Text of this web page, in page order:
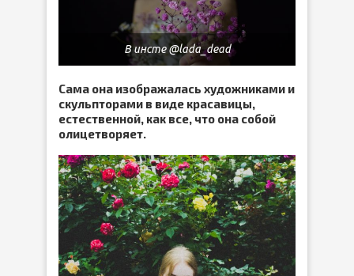
В инсте @lada_dead
Сама она изображалась художниками и
скульпторами в виде красавицы,
естественной, как все, что она собой
олицетворяет.